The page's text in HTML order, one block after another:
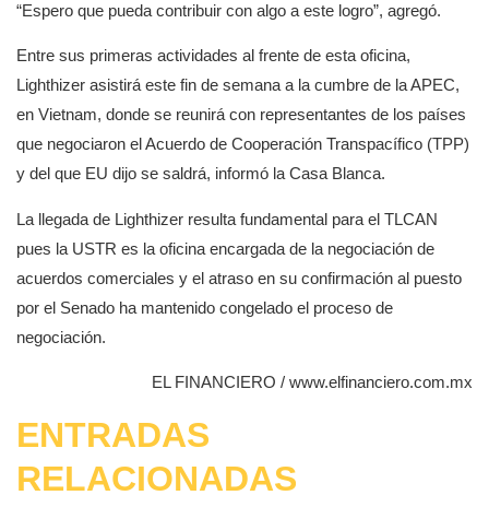
“Espero que pueda contribuir con algo a este logro”, agregó.
Entre sus primeras actividades al frente de esta oficina,
Lighthizer asistirá este fin de semana a la cumbre de la APEC,
en Vietnam, donde se reunirá con representantes de los países
que negociaron el Acuerdo de Cooperación Transpacífico (TPP)
y del que EU dijo se saldrá, informó la Casa Blanca.
La llegada de Lighthizer resulta fundamental para el TLCAN
pues la USTR es la oficina encargada de la negociación de
acuerdos comerciales y el atraso en su confirmación al puesto
por el Senado ha mantenido congelado el proceso de
negociación.
EL FINANCIERO / www.elfinanciero.com.mx
ENTRADAS
RELACIONADAS